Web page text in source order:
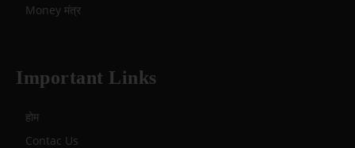
Money मंत्र
Important Links
होम
Contac Us